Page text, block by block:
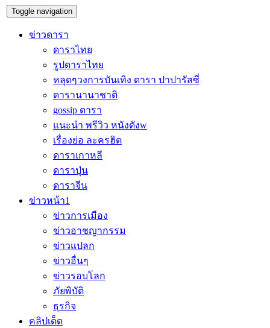
Toggle navigation
ข่าวดารา
ดาราไทย
รูปดาราไทย
หลุดๆวงการบันเทิง ดารา ปาปารัสซี่
ดารานานาชาติ
gossip ดารา
แนะนำ พรีวิว หนังดังw
เรื่องย่อ ละครฮิต
ดาราเกาหลี
ดาราปุ่น
ดาราจีน
ข่าวหน้า1
ข่าวการเมือง
ข่าวอาชญากรรม
ข่าวแปลก
ข่าวอื่นๆ
ข่าวรอบโลก
ภัยพิบัติ
ธุรกิจ
คลิปเด็ด